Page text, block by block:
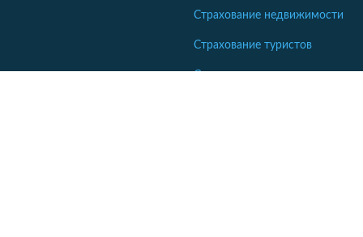
Страхование недвижимости
Страхование туристов
Страхование яхт и катеров